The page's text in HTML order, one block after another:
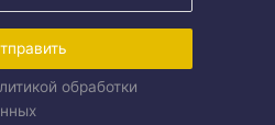
обработки